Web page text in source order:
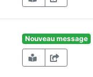
Nouveau message